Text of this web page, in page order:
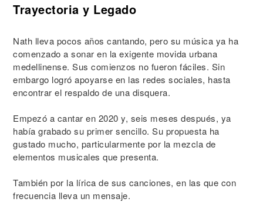
Trayectoria y Legado
Nath lleva pocos años cantando, pero su música ya ha
comenzado a sonar en la exigente movida urbana
medellinense. Sus comienzos no fueron fáciles. Sin
embargo logró apoyarse en las redes sociales, hasta
encontrar el respaldo de una disquera.
Empezó a cantar en 2020 y, seis meses después, ya
había grabado su primer sencillo. Su propuesta ha
gustado mucho, particularmente por la mezcla de
elementos musicales que presenta.
También por la lírica de sus canciones, en las que con
frecuencia lleva un mensaje.